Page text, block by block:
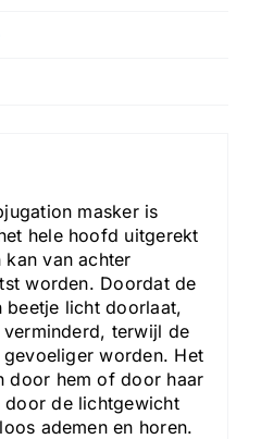
masker is
hele hoofd uitgerekt
kan van achter
worden. Doordat de
beetje licht doorlaat,
terwijl de
worden. Het
door hem of door haar
door de lichtgewicht
ademen en horen.